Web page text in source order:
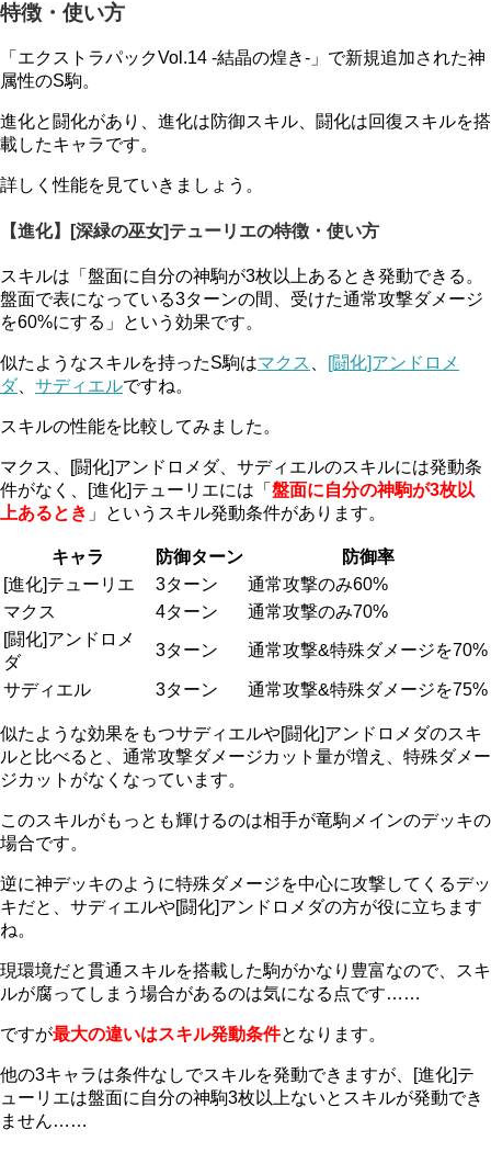
特徴・使い方
「エクストラパックVol.14 -結晶の煌き-」で新規追加された神
属性のS駒。
進化と闘化があり、進化は防御スキル、闘化は回復スキルを搭
載したキャラです。
詳しく性能を見ていきましょう。
【進化】[深緑の巫女]テューリエの特徴・使い方
スキルは「盤面に自分の神駒が3枚以上あるとき発動できる。
盤面で表になっている3ターンの間、受けた通常攻撃ダメージ
を60%にする」という効果です。
似たようなスキルを持ったS駒はマクス 、
[闘化]アンドロメ
ダ、 サディエルですね。
スキルの性能を比較してみました。
マクス、[闘化]アンドロメダ、サディエルのスキルには発動条
件がなく、[進化]テューリエには「 盤面に自分の神駒が3枚以
上あるとき 」というスキル発動条件があります。
キャラ 防御ターン
防御率
[進化]テューリエ
3ターン
通常攻撃のみ60%
マクス
4ターン
通常攻撃のみ70%
[闘化]アンドロメ
ダ
3ターン 通常攻撃&特殊ダメージを70%
サディエル 3ターン 通常攻撃&特殊ダメージを75%
似たような効果をもつサディエルや[闘化]アンドロメダのスキ
ルと比べると、通常攻撃ダメージカット量が増え、特殊ダメー
ジカットがなくなっています。
このスキルがもっとも輝けるのは相手が竜駒メインのデッキの
場合です。
逆に神デッキのように特殊ダメージを中心に攻撃してくるデッ
キだと、サディエルや[闘化]アンドロメダの方が役に立ちます
ね。
現環境だと貫通スキルを搭載した駒がかなり豊富なので、スキ
ルが腐ってしまう場合があるのは気になる点です……
ですが最大の違いはスキル発動条件となります。
他の3キャラは条件なしでスキルを発動できますが、[進化]テ
ューリエは盤面に自分の神駒3枚以上ないとスキルが発動でき
ません……